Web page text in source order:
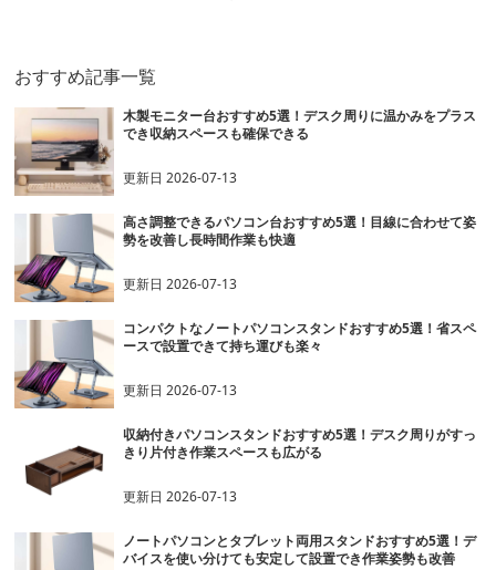
おすすめ記事一覧
木製モニター台おすすめ5選！デスク周りに温かみをプラス
でき収納スペースも確保できる
更新日2026-07-13
高さ調整できるパソコン台おすすめ5選！目線に合わせて姿
勢を改善し長時間作業も快適
更新日2026-07-13
コンパクトなノートパソコンスタンドおすすめ5選！省スペ
ースで設置できて持ち運びも楽々
更新日2026-07-13
収納付きパソコンスタンドおすすめ5選！デスク周りがすっ
きり片付き作業スペースも広がる
更新日2026-07-13
ノートパソコンとタブレット両用スタンドおすすめ5選！デ
バイスを使い分けても安定して設置でき作業姿勢も改善